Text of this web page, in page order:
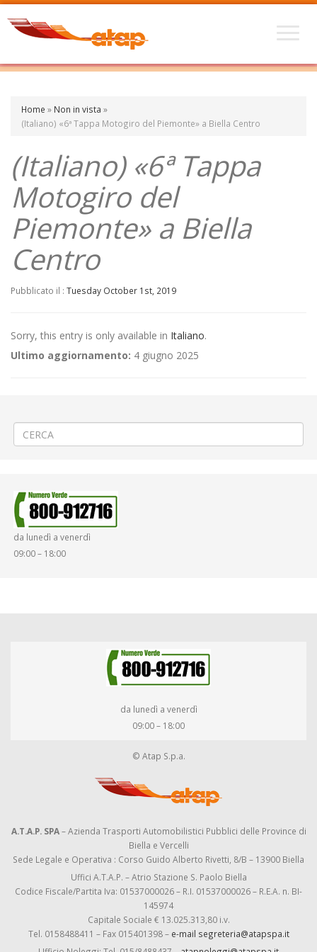
Home » Non in vista »
(Italiano) «6ª Tappa Motogiro del Piemonte» a Biella Centro
(Italiano) «6ª Tappa
Motogiro del
Piemonte» a Biella
Centro
Pubblicato il : Tuesday October 1st, 2019
Sorry, this entry is only available in Italiano.
Ultimo aggiornamento: 4 giugno 2025
da lunedì a venerdì
09:00 – 18:00
da lunedì a venerdì
09:00 – 18:00
© Atap S.p.a.
A.T.A.P. SPA– Azienda Trasporti Automobilistici Pubblici delle Province di
Biella e Vercelli
Sede Legale e Operativa : Corso Guido Alberto Rivetti, 8/B – 13900 Biella
Uffici A.T.A.P. – Atrio Stazione S. Paolo Biella
Codice Fiscale/Partita Iva: 01537000026 – R.I. 01537000026 – R.E.A. n. BI-
145974
Capitale Sociale € 13.025.313,80 i.v.
Tel. 0158488411 – Fax 015401398 – e-mail segreteria@atapspa.it